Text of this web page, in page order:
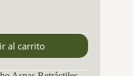
al carrito